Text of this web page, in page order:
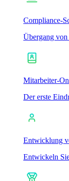
Compliance-
Übergang
Mitarbeiter-
Der erste
Entwicklung
Entwickeln